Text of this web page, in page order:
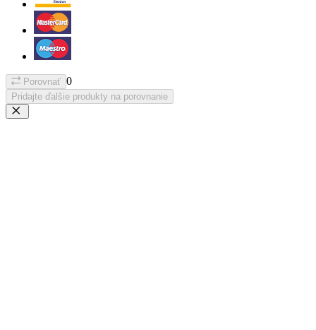
Porovnať 0
Pridajte ďalšie produkty na porovnanie